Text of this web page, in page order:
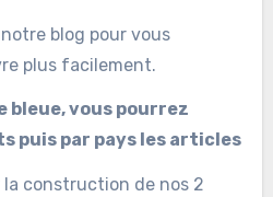
blog pour vous
plus facilement.
bleue, vous pourrez
puis par pays les articles
la construction de nos 2